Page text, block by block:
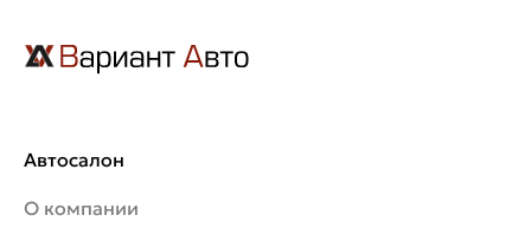
Автосалон
О компании